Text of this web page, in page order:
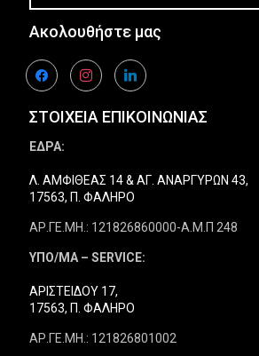
Ακολουθήστε μας
facebookinstagramlinkedin
ΣΤΟΙΧΕΙΑ ΕΠΙΚΟΙΝΩΝΙΑΣ
ΕΔΡΑ:
Λ. ΑΜΦΙΘΕΑΣ 14 & ΑΓ. ΑΝΑΡΓΥΡΩΝ 43,
17563, Π. ΦΑΛΗΡΟ
ΑΡ.ΓΕ.ΜΗ.: 121826860000-Α.Μ.Π 248
ΥΠΟ/ΜΑ – SERVICE:
ΑΡΙΣΤΕΙΔΟΥ 17,
17563, Π. ΦΑΛΗΡΟ
ΑΡ.ΓΕ.ΜΗ.: 121826801002